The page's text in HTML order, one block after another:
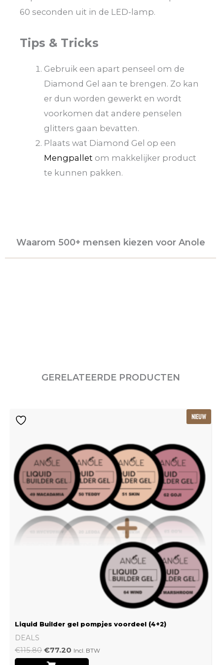
60 seconden uit in de LED-lamp.
Tips & Tricks
Gebruik een apart penseel om de
Diamond Gel aan te brengen. Zo kan
er dun worden gewerkt en wordt
voorkomen dat andere penselen
glitters gaan bevatten.
Plaats wat Diamond Gel op een
Mengpallet om makkelijker product
te kunnen pakken.
Waarom 500+ mensen kiezen voor Anole
GERELATEERDE PRODUCTEN
NIEUW
Liquid Builder gel pompjes voordeel (4+2)
DEALS
€115.80 €77.20 Incl. BTW